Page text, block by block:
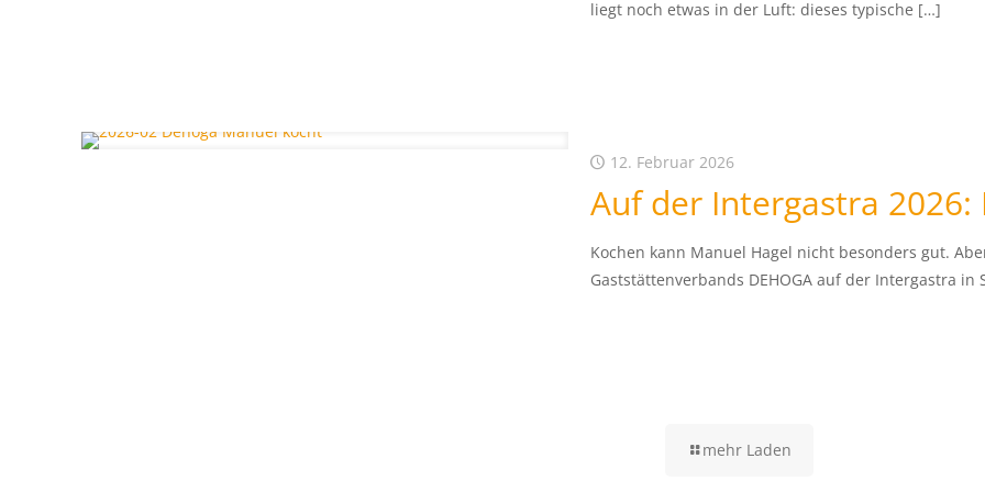
liegt noch etwas in der Luft: dieses typische […]
12. Februar 2026
Auf der Intergastra
Kochen kann Manuel Hagel nicht besonders gut.
Gaststättenverbands DEHOGA auf der Intergastra in
mehr Laden